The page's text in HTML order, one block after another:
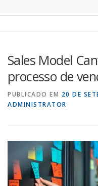
Sales Model
processo de
PUBLICADO EM 20 DE
ADMINISTRATOR